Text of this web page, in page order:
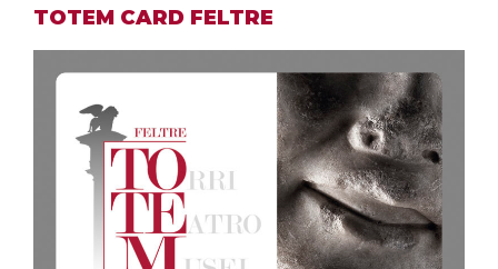
TOTEM CARD FELTRE